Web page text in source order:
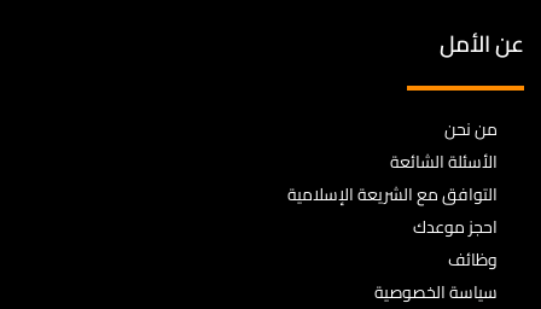
عن الأمل
من نحن
الأسئلة الشائعة
التوافق مع الشريعة الإسلامية
احجز موعدك
وظائف
سياسة الخصوصية